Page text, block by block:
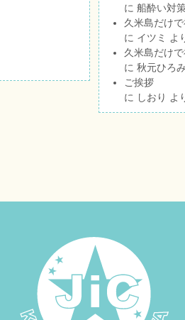
に 船酔い対
久米島だけ
に イツミ よ
久米島だけ
に 秋元ひろ
ご挨拶
に しおり よ